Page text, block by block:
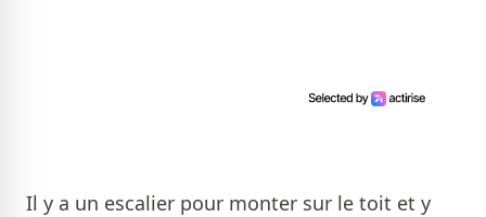
Il y a un escalier pour monter sur le toit et y